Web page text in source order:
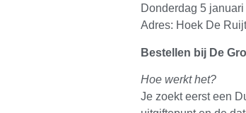
Donderdag 5
Adres: Hoek De
Bestellen bij De
Hoe werkt het?
Je zoekt eerst een